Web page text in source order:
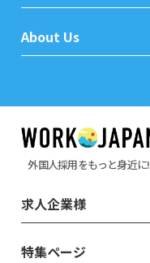
About Us
外国人採用をもっと身近に!
求人企業様
特集ページ